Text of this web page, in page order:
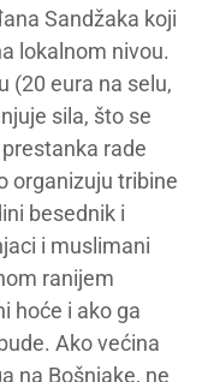
Sandžaka koji
lokalnom nivou.
(20 eura na selu,
sila, što se
rade
organizuju tribine
besednik i
i muslimani
ranijem
hoće i ako ga
Ako većina
na Bošnjake, ne